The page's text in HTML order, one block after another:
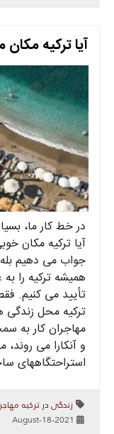
آیا ترکیه
در خط کار ما،
آیا ترکیه مکان
جواب می دهیم
همیشه ترکیه را
تأیید می کنیم.
ترکیه محل زندگی
مهاجران کار به
و آنکارا می روند،
استراحتگاههای
زندگی در ترکیه